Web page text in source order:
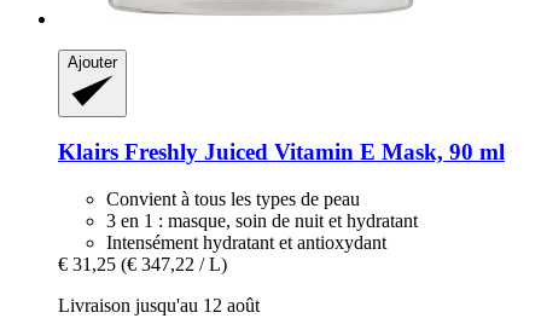
Ajouter
Klairs Freshly Juiced Vitamin E Mask, 90 ml
Convient à tous les types de peau
3 en 1 : masque, soin de nuit et hydratant
Intensément hydratant et antioxydant
€ 31,25 (€ 347,22 / L)
Livraison jusqu'au 12 août